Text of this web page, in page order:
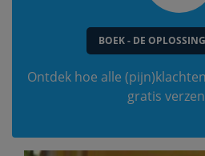
BOEK - DE
Ontdek hoe alle
gratis